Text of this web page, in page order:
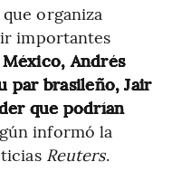
organiza
importantes
Andrés
par brasileño, Jair
que podrían
informó la
Reuters.